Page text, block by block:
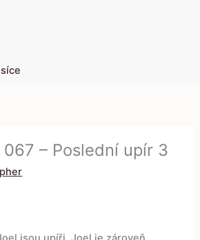
– Poslední upír 3